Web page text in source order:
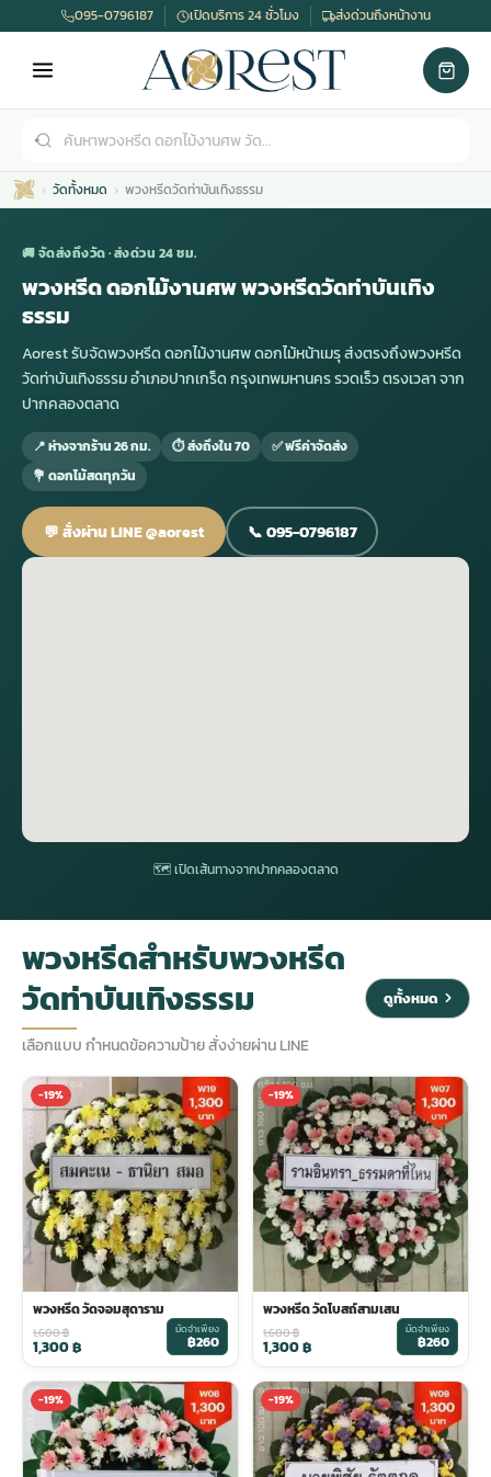
ดอกไม้หน้าศพ
ดอกไม้จัดงานศพ
จัดดอกไม้หน้าศพ
ดอกไม้หน้าหีบ
ดอกไม้งานศพ ส่งด่วน
ดอกไม้งานศพ กรุงเทพ
ดอกไม้งานศพ ปากคลองตลาด
ร้านดอกไม้งานศพ ใกล้ฉัน
ดอกไม้งานศพ ราคาถูก
จัดดอกไม้งานศพ ราคา
ดอกไม้งานศพ ส่งฟรี
ดอกไม้งานศพ ออนไลน์
พวงหรีด กรุงเทพ
พวงหรีดราคา
สั่งพวงหรีด
พวงหรีดดอกไม้สด
พวงหรีดดอกไม้สด ราคาถูก
สั่งพวงหรีด ออนไลน์
ส่งพวงหรีด ด่วน กรุงเทพ
ร้านพวงหรีด กรุงเทพ ส่งฟรี
พวงหรีด ปากคลองตลาด ราคา
พวงหรีด ส่งด่วน วันนี้
น้าเมรุ
มรุสีขาว
ไม้หน้าเมรุ
หน้าเมรุ
ม้หน้าเมรุ
ระดับเมรุ
มรุ ออนไลน์
มรุ ส่งด่วน
น้าเมรุ กรุงเทพ
ไม้งานแต่ง
ไม้งานแต่ง ราคา
ไม้งานแต่ง ราคาถูก
ไม้งานแต่ง กรุงเทพ
พวงหรีดพัดลม
พวงหรีดพัดลม ราคา
พวงหรีดพัดลม ราคาถูก
พวงหรีดพัดลม กรุงเทพ
พวงหรีดพัดลม ปากคลองตลาด
รับจัดงานศพ
รับจัดงานศพ ราคา
รับจัดงานศพ ครบวงจร
รับจัดงานศพ กรุงเทพ
095-0796187 เปิดบริการ 24 ชั่วโมง ส่งด่วนถึงหน้างาน
วัดทั้งหมด พวงหรีดวัดท่าบันเทิงธรรม
🚚 จัดส่งถึงวัด · ส่งด่วน 24 ชม.
พวงหรีด ดอกไม้งานศพ พวงหรีดวัดท่าบันเทิง
ธรรม
Aorest รับจัดพวงหรีด ดอกไม้งานศพ ดอกไม้หน้าเมรุ ส่งตรงถึงพวงหรีด
วัดท่าบันเทิงธรรม อำเภอปากเกร็ด กรุงเทพมหานคร รวดเร็ว ตรงเวลา จาก
ปากคลองตลาด
📍 ห่างจากร้าน 26 กม. ⏱ ส่งถึงใน 70
✅ ฟรีค่าจัดส่ง
💐 ดอกไม้สดทุกวัน
💬 สั่งผ่าน LINE @aorest 📞 095-0796187
🗺 เปิดเส้นทางจากปากคลองตลาด
พวงหรีดสำหรับพวงหรีด
วัดท่าบันเทิงธรรม
เลือกแบบ กำหนดข้อความป้าย สั่งง่ายผ่าน LINE
ดูทั้งหมด
-19%
พวงหรีด วัดจอมสุดาราม
1,600฿
1,300฿
มัดจำเพียง
฿260
-19%
พวงหรีด วัดโบสถ์สามเสน
1,600฿
1,300฿
มัดจำเพียง
฿260
-19% -19%